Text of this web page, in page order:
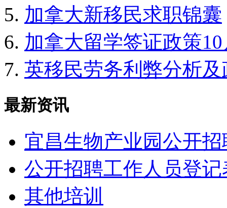
加拿大新移民求职锦囊
加拿大留学签证政策
英移民劳务利弊分析
最新资讯
宜昌生物产业园公开
公开招聘工作人员登记
其他培训